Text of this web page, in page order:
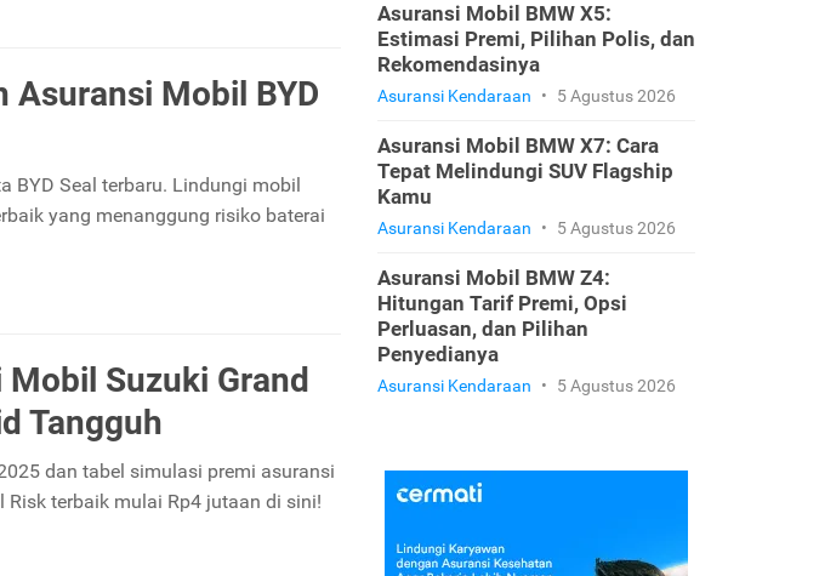
Mobil BYD
BYD Seal terbaru. Lindungi mobil
yang menanggung risiko baterai
Suzuki Grand
Tangguh
dan tabel simulasi premi asuransi
terbaik mulai Rp4 jutaan di sini!
Asuransi Mobil BMW X5:
Estimasi Premi, Pilihan Polis, dan
Rekomendasinya
Asuransi Kendaraan • 5 Agustus 2026
Asuransi Mobil BMW X7: Cara
Tepat Melindungi SUV Flagship
Kamu
Asuransi Kendaraan • 5 Agustus 2026
Asuransi Mobil BMW Z4:
Hitungan Tarif Premi, Opsi
Perluasan, dan Pilihan
Penyedianya
Asuransi Kendaraan • 5 Agustus 2026